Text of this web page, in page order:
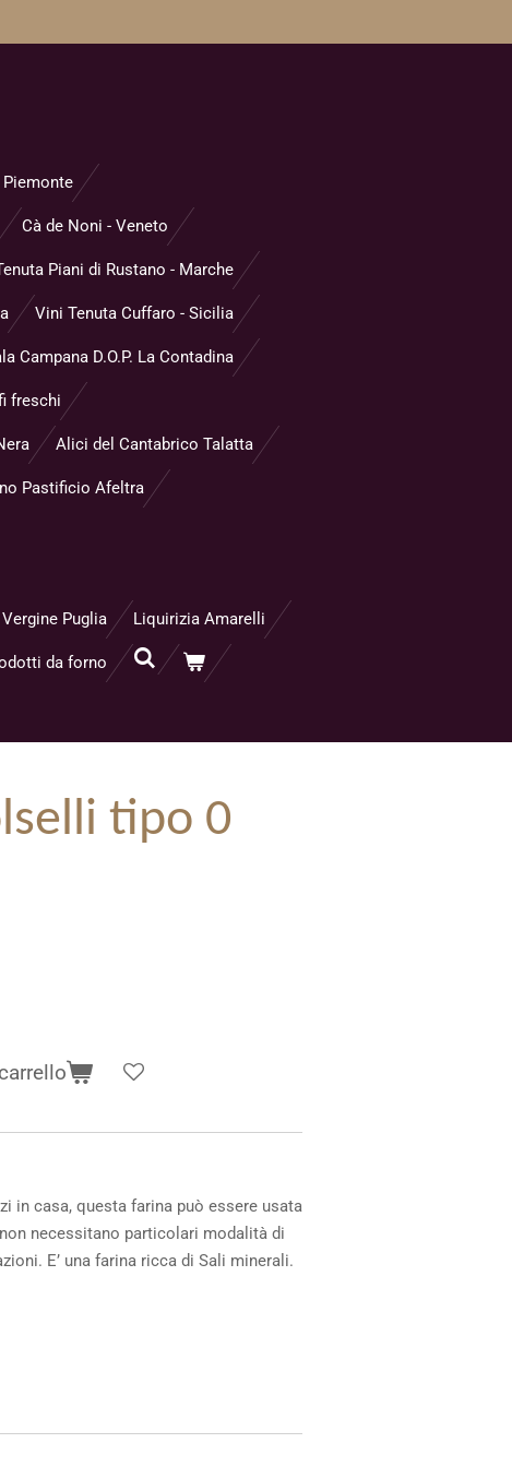
Piemonte
Cà de Noni - Veneto
Piani di Rustano - Marche
Vini Tenuta Cuffaro - Sicilia
Campana D.O.P. La Contadina
freschi
Alici del Cantabrico Talatta
Pastificio Afeltra
Puglia Liquirizia Amarelli
da forno
tipo 0
in casa, questa farina può essere usata
necessitano particolari modalità di
E’ una farina ricca di Sali minerali.